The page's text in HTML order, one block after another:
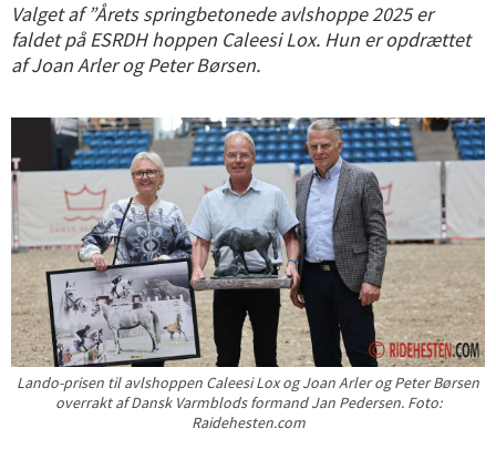
Valget af ”Årets springbetonede avlshoppe 2025 er
faldet på ESRDH hoppen Caleesi Lox. Hun er opdrættet
af Joan Arler og Peter Børsen.
Lando-prisen til avlshoppen Caleesi Lox og Joan Arler og Peter Børsen
overrakt af Dansk Varmblods formand Jan Pedersen. Foto:
Raidehesten.com